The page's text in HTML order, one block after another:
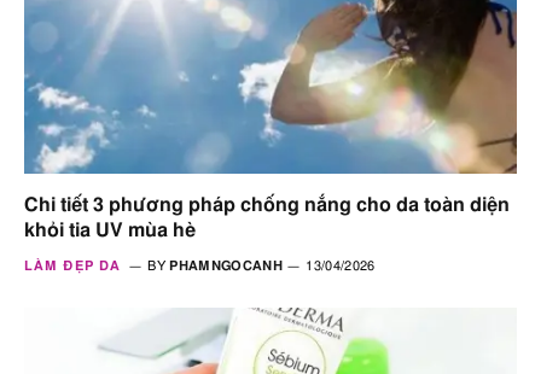
Chi tiết 3 phương pháp chống nắng cho da toàn diện
khỏi tia UV mùa hè
LÀM ĐẸP DA BY PHAMNGOCANH 13/04/2026